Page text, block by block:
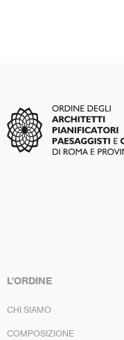
L’ORDINE
CHI SIAMO
COMPOSIZIONE